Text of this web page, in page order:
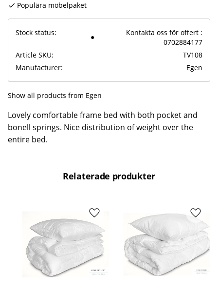
Populära möbelpaket
Stock status
Kontakta oss för offert :
0702884177
Article SKU
TV108
Manufacturer
Egen
Show all products from Egen
Lovely comfortable frame bed with both pocket and
bonell springs. Nice distribution of weight over the
entire bed.
Relaterade produkter
Add to favorites Add